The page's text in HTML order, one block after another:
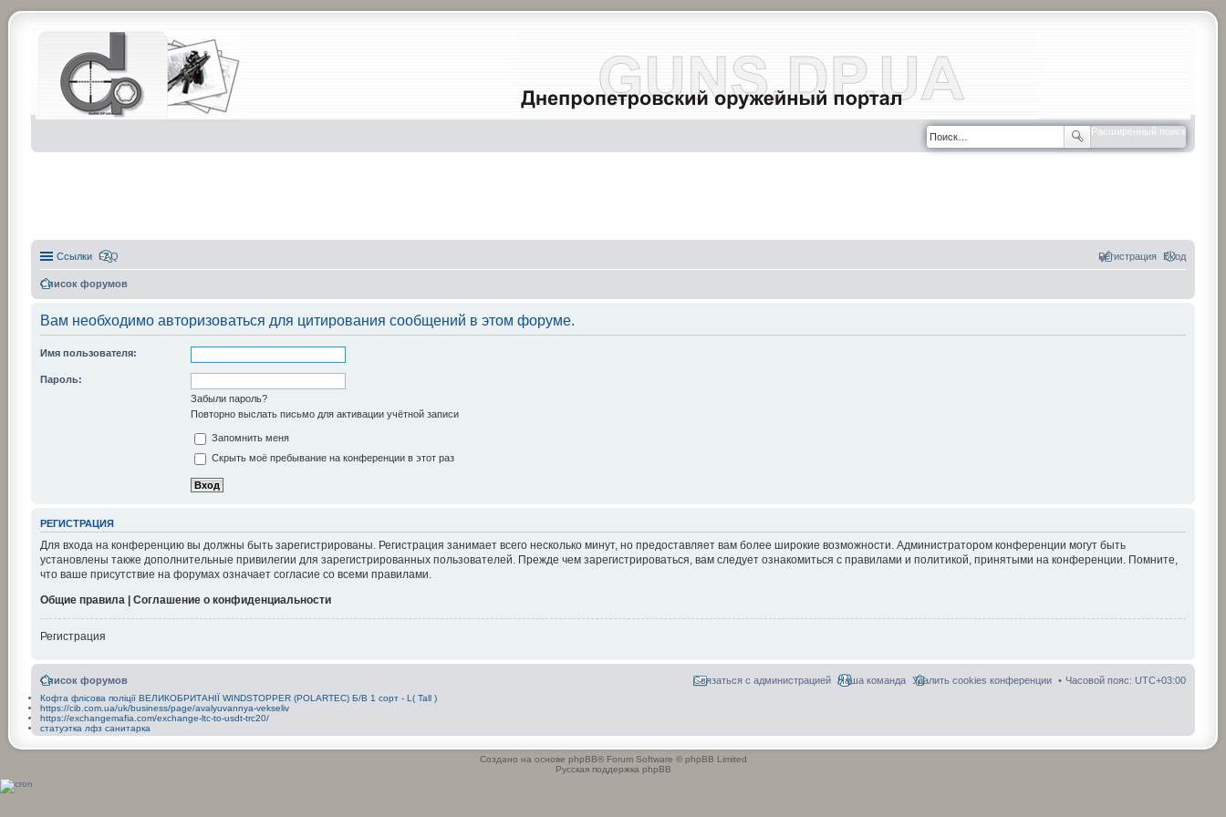
Расширенный поиск
Ссылки FAQ Вход
Регистрация
Список форумов
Вам необходимо авторизоваться для цитирования сообщений в этом форуме.
Имя пользователя:
Пароль:
Забыли пароль?
Повторно выслать письмо для активации учётной записи
Запомнить меня
Скрыть моё пребывание на конференции в этот раз
РЕГИСТРАЦИЯ
Для входа на конференцию вы должны быть зарегистрированы. Регистрация занимает всего несколько минут, но предоставляет вам более широкие возможности. Администратором конференции могут быть
установлены также дополнительные привилегии для зарегистрированных пользователей. Прежде чем зарегистрироваться, вам следует ознакомиться с правилами и политикой, принятыми на конференции. Помните,
что ваше присутствие на форумах означает согласие со всеми правилами.
Общие правила | Соглашение о конфиденциальности
Регистрация
Список форумов Часовой пояс: UTC+03:00
Удалить cookies конференции
Наша команда
Связаться с администрацией
Кофта флісова поліції ВЕЛИКОБРИТАНІЇ WINDSTOPPER (POLARTEC) Б/В 1 сорт - L( Tall )
https://cib.com.ua/uk/business/page/avalyuvannya-vekseliv
https://exchangemafia.com/exchange-ltc-to-usdt-trc20/
статуэтка лфз санитарка
Создано на основе phpBB® Forum Software © phpBB Limited
Русская поддержка phpBB